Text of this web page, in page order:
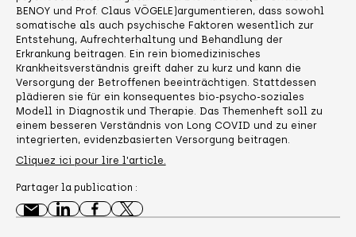
BENOY und Prof. Claus VÖGELE)argumentieren, dass sowohl
somatische als auch psychische Faktoren wesentlich zur
Entstehung, Aufrechterhaltung und Behandlung der
Erkrankung beitragen. Ein rein biomedizinisches
Krankheitsverständnis greift daher zu kurz und kann die
Versorgung der Betroffenen beeinträchtigen. Stattdessen
plädieren sie für ein konsequentes bio-psycho-soziales
Modell in Diagnostik und Therapie. Das Themenheft soll zu
einem besseren Verständnis von Long COVID und zu einer
integrierten, evidenzbasierten Versorgung beitragen.
Cliquez ici pour lire l'article.
Partager la publication :